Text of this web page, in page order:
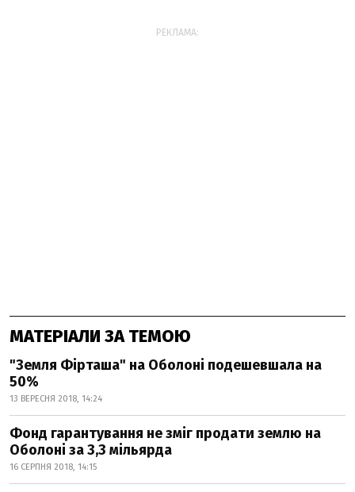
РЕКЛАМА:
МАТЕРІАЛИ ЗА ТЕМОЮ
"Земля Фірташа" на Оболоні подешевшала на
50%
13 ВЕРЕСНЯ 2018, 14:24
Фонд гарантування не зміг продати землю на
Оболоні за 3,3 мільярда
16 СЕРПНЯ 2018, 14:15